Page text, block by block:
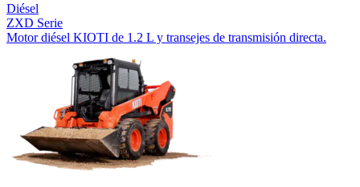
Diésel
ZXD Serie
Motor diésel KIOTI de 1.2 L y transejes de transmisión directa.